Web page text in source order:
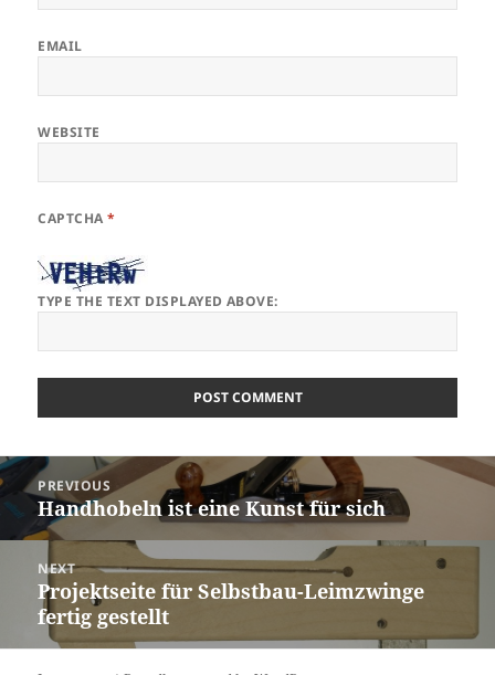
EMAIL
WEBSITE
CAPTCHA*
TYPE THE TEXT DISPLAYED ABOVE:
Post
navigation
PREVIOUS
Previous
post:
Handhobeln ist eine Kunst für sich
NEXT
Next
post:
Projektseite für Selbstbau-Leimzwinge
fertig gestellt